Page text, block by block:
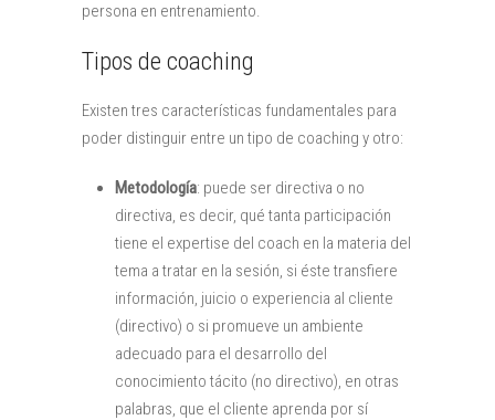
persona en entrenamiento.
Tipos de coaching
Existen tres características fundamentales para
poder distinguir entre un tipo de coaching y otro:
Metodología: puede ser directiva o no
directiva, es decir, qué tanta participación
tiene el expertise del coach en la materia del
tema a tratar en la sesión, si éste transfiere
información, juicio o experiencia al cliente
(directivo) o si promueve un ambiente
adecuado para el desarrollo del
conocimiento tácito (no directivo), en otras
palabras, que el cliente aprenda por sí